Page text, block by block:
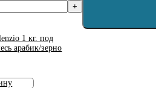
+
1 кг. под
арабик/зерно